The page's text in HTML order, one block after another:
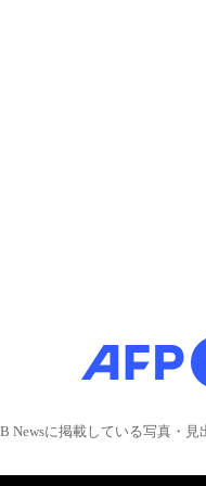
Newsに掲載している写真・